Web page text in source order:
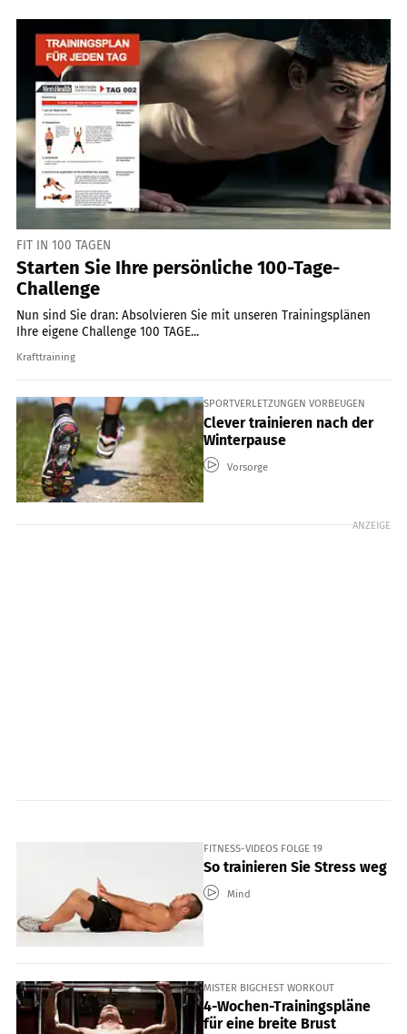
FIT IN 100 TAGEN
Starten Sie Ihre persönliche 100-Tage-
Challenge
Nun sind Sie dran: Absolvieren Sie mit unseren Trainingsplänen
Ihre eigene Challenge 100 TAGE...
Krafttraining
SPORTVERLETZUNGEN VORBEUGEN
Clever trainieren nach der
Winterpause
Vorsorge
ANZEIGE
FITNESS-VIDEOS FOLGE 19
So trainieren Sie Stress weg
Mind
MISTER BIGCHEST WORKOUT
4-Wochen-Trainingspläne
für eine breite Brust